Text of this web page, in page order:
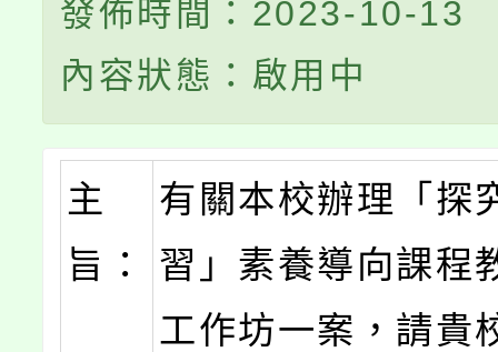
發佈時間：2023-10-13
內容狀態：啟用中
主
旨：
有關本校辦理「探
習」素養導向課程
工作坊一案，請貴